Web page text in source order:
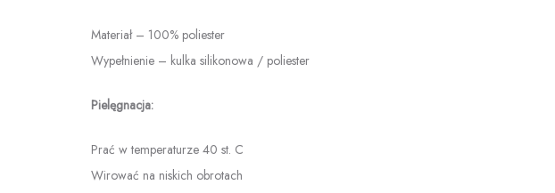
Materiał – 100% poliester
Wypełnienie – kulka silikonowa / poliester
Pielęgnacja:
Prać w temperaturze 40 st. C
Wirować na niskich obrotach